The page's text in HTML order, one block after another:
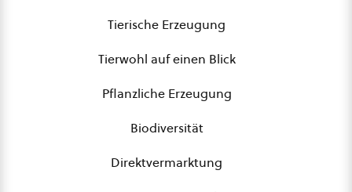
Tierische Erzeugung
Tierwohl auf einen Blick
Pflanzliche Erzeugung
Biodiversität
Direktvermarktung